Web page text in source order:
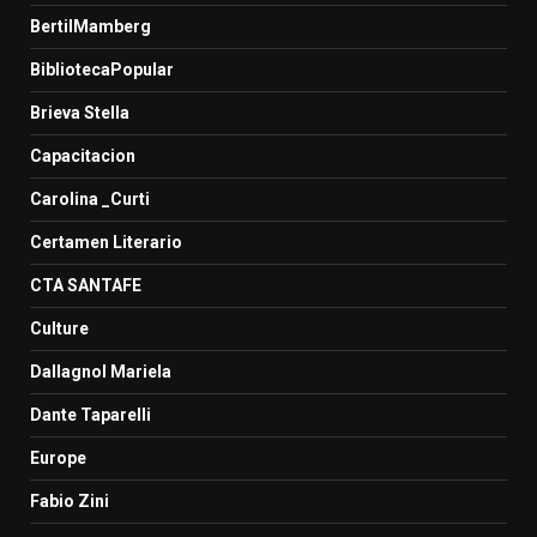
BertilMamberg
BibliotecaPopular
Brieva Stella
Capacitacion
Carolina _Curti
Certamen Literario
CTA SANTAFE
Culture
Dallagnol Mariela
Dante Taparelli
Europe
Fabio Zini